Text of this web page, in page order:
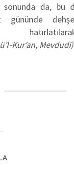
sonunda da, bu
gününde
Kur’an, Mevdudi)